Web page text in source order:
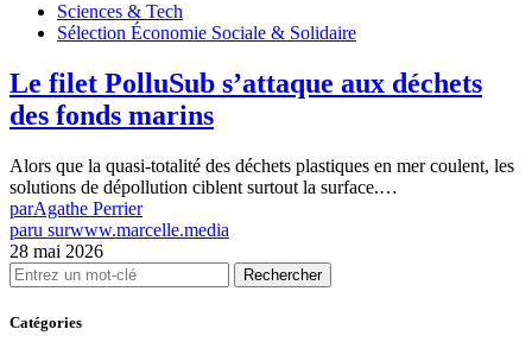
Sciences & Tech
Sélection Économie Sociale & Solidaire
Le filet PolluSub s’attaque aux déchets
des fonds marins
Alors que la quasi-totalité des déchets plastiques en mer coulent, les
solutions de dépollution ciblent surtout la surface.…
parAgathe Perrier
paru surwww.marcelle.media
28 mai 2026
Rechercher
Catégories